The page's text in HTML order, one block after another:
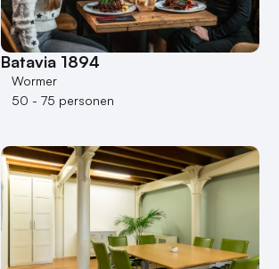
Batavia 1894
Wormer
50 - 75 personen